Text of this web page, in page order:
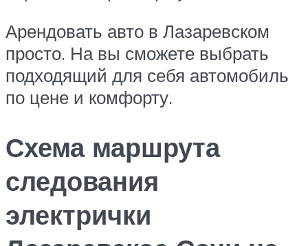
Арендовать авто в Лазаревском
просто. На вы сможете выбрать
подходящий для себя автомобиль
по цене и комфорту.
Схема маршрута
следования
электрички